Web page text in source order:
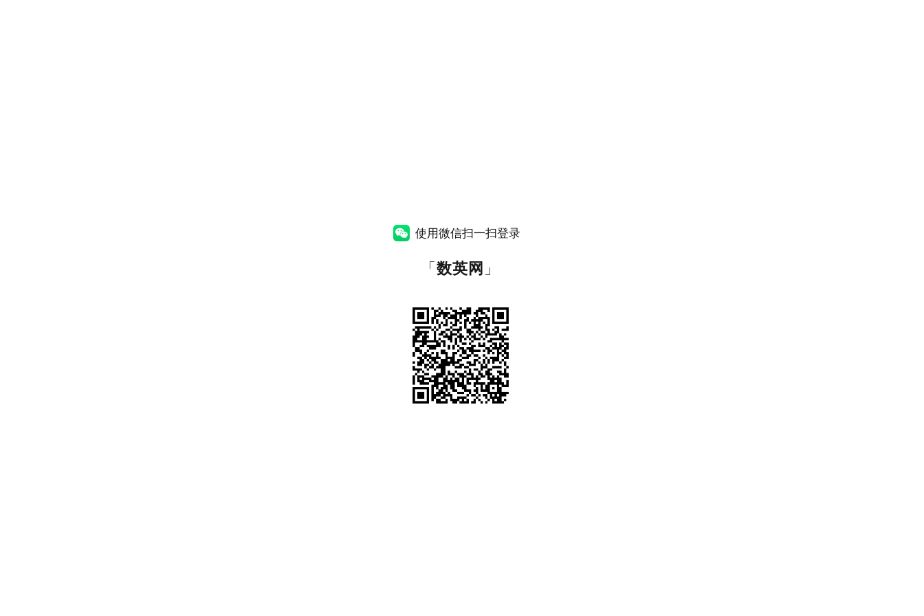
使用微信扫一扫登录
「数英网 」